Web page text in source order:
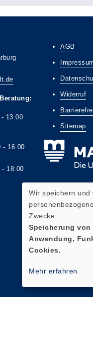
13:00
AGB
Widerruf
Sitemap
Wir speichern und
Zwecke:
Speicherung
Anwendung,
Cookies.
Mehr erfahren